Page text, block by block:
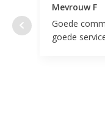
Mevrouw F
Goede
goede